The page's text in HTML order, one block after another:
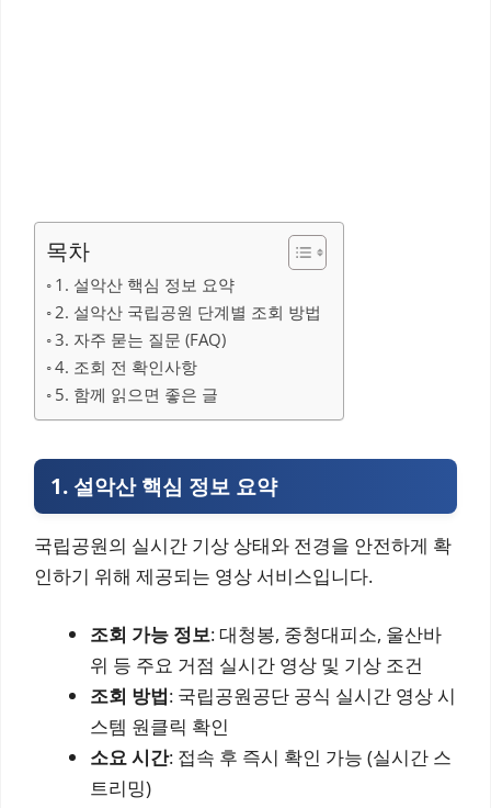
목차
1. 설악산 핵심 정보 요약
2. 설악산 국립공원 단계별 조회 방법
3. 자주 묻는 질문 (FAQ)
4. 조회 전 확인사항
5. 함께 읽으면 좋은 글
1. 설악산 핵심 정보 요약
국립공원의 실시간 기상 상태와 전경을 안전하게 확
인하기 위해 제공되는 영상 서비스입니다.
조회 가능 정보: 대청봉, 중청대피소, 울산바
위 등 주요 거점 실시간 영상 및 기상 조건
조회 방법: 국립공원공단 공식 실시간 영상 시
스템 원클릭 확인
소요 시간: 접속 후 즉시 확인 가능 (실시간 스
트리밍)